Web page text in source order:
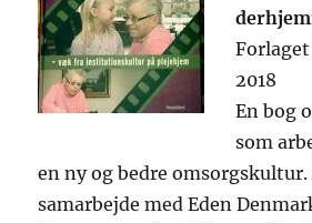
2018
En bog
som
en ny og bedre
samarbejde med Eden